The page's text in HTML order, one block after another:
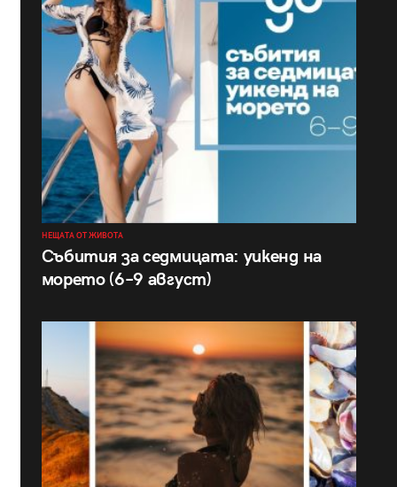
НЕЩАТА ОТ ЖИВОТА
Събития за седмицата: уикенд на
морето (6–9 август)